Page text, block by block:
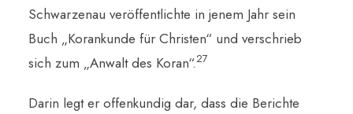
Schwarzenau veröffentlichte in jenem Jahr sein
Buch „Korankunde für Christen“ und verschrieb
sich zum „Anwalt des Koran“.27
Darin legt er offenkundig dar, dass die Berichte